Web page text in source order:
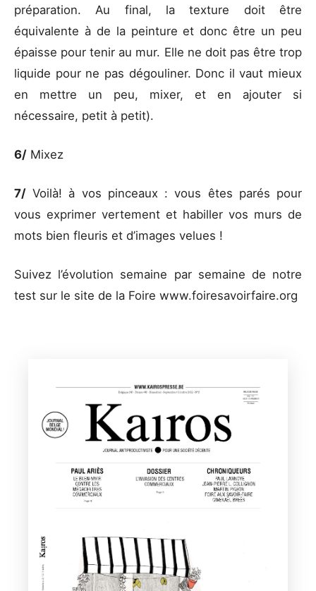
préparation. Au final, la texture doit être
équivalente à de la peinture et donc être un peu
épaisse pour tenir au mur. Elle ne doit pas être trop
liquide pour ne pas dégouliner. Donc il vaut mieux
en mettre un peu, mixer, et en ajouter si
nécessaire, petit à petit).
6/ Mixez
7/ Voilà! à vos pinceaux : vous êtes parés pour
vous exprimer vertement et habiller vos murs de
mots bien fleuris et d’images velues !
Suivez l’évolution semaine par semaine de notre
test sur le site de la Foire www.foiresavoirfaire.org